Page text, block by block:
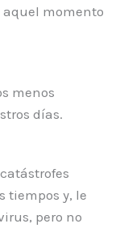
aquel momento
menos
días.
tiempos y, le
pero no